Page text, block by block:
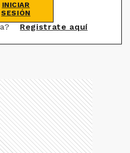
INICIAR
SESIÓN
Registrate aquí